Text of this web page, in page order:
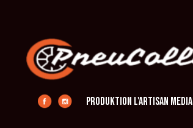
Produktion L'Artisan Media